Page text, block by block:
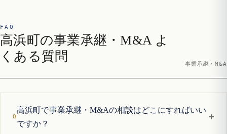
FAQ
高浜町の事業承継・M&A よ
くある質問
事業承継・M&A
高浜町で事業承継・M&Aの相談はどこにすればいい
ですか？
+